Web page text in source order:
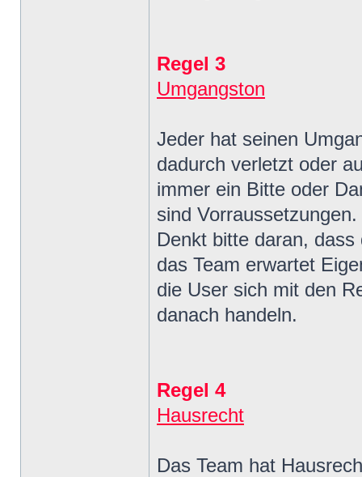
Regel 3
Umgangston
Jeder hat seinen
dadurch verletzt oder
immer ein Bitte oder
sind Vorraussetzungen.
Denkt bitte daran,
das Team erwartet
die User sich mit den
danach handeln.
Regel 4
Hausrecht
Das Team hat